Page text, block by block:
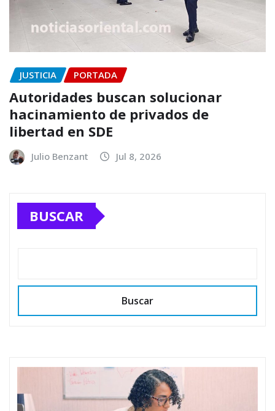
JUSTICIA PORTADA
Autoridades buscan solucionar
hacinamiento de privados de
libertad en SDE
Julio Benzant Jul 8, 2026
BUSCAR
Buscar